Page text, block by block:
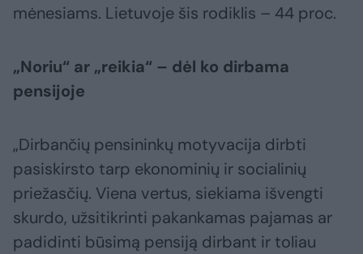
mėnesiams. Lietuvoje šis rodiklis – 44 proc.
„Noriu“ ar „reikia“ – dėl ko dirbama
pensijoje
„Dirbančių pensininkų motyvacija dirbti
pasiskirsto tarp ekonominių ir socialinių
priežasčių. Viena vertus, siekiama išvengti
skurdo, užsitikrinti pakankamas pajamas ar
padidinti būsimą pensiją dirbant ir toliau